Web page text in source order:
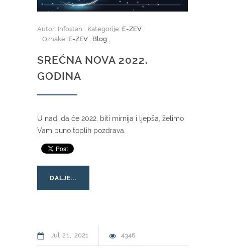
Autor: Infostan Kategorije: E-ZEV ,
Oznake: E-ZEV , Blog ,
SREĆNA NOVA 2022.
GODINA
U nadi da će 2022. biti mirnija i ljepša, želimo
Vam puno toplih pozdrava.
DALJE...
Jul 21 2021 4346